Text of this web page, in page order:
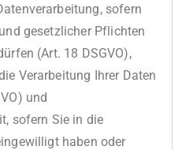
sofern
gesetzlicher Pflichten
(Art. 18 DSGVO),
Verarbeitung Ihrer Daten
und
sofern Sie in die
haben oder